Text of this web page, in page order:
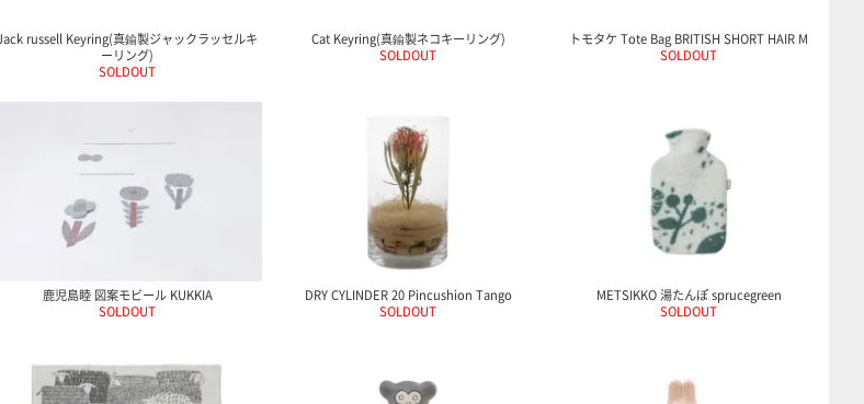
Jack russell Keyring(真鍮製ジャックラッセルキ
ーリング)
SOLDOUT
Cat Keyring(真鍮製ネコキーリング)
SOLDOUT
トモタケ Tote Bag BRITISH SHORT HAIR M
SOLDOUT
鹿児島睦 図案モビール KUKKIA
SOLDOUT
DRY CYLINDER 20 Pincushion Tango
SOLDOUT
METSIKKO 湯たんぽ sprucegreen
SOLDOUT